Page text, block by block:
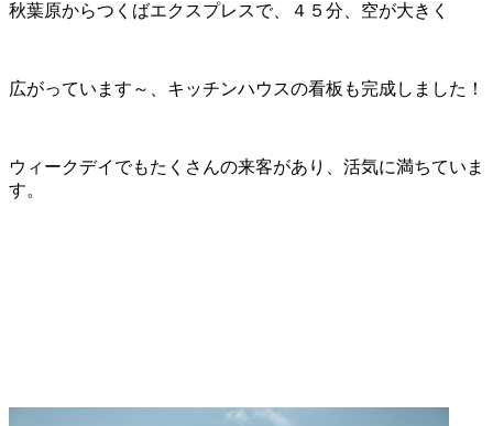
秋葉原からつくばエクスプレスで、４５分、空が大きく
広がっています～、キッチンハウスの看板も完成しました！
ウィークデイでもたくさんの来客があり、活気に満ちていま
す。